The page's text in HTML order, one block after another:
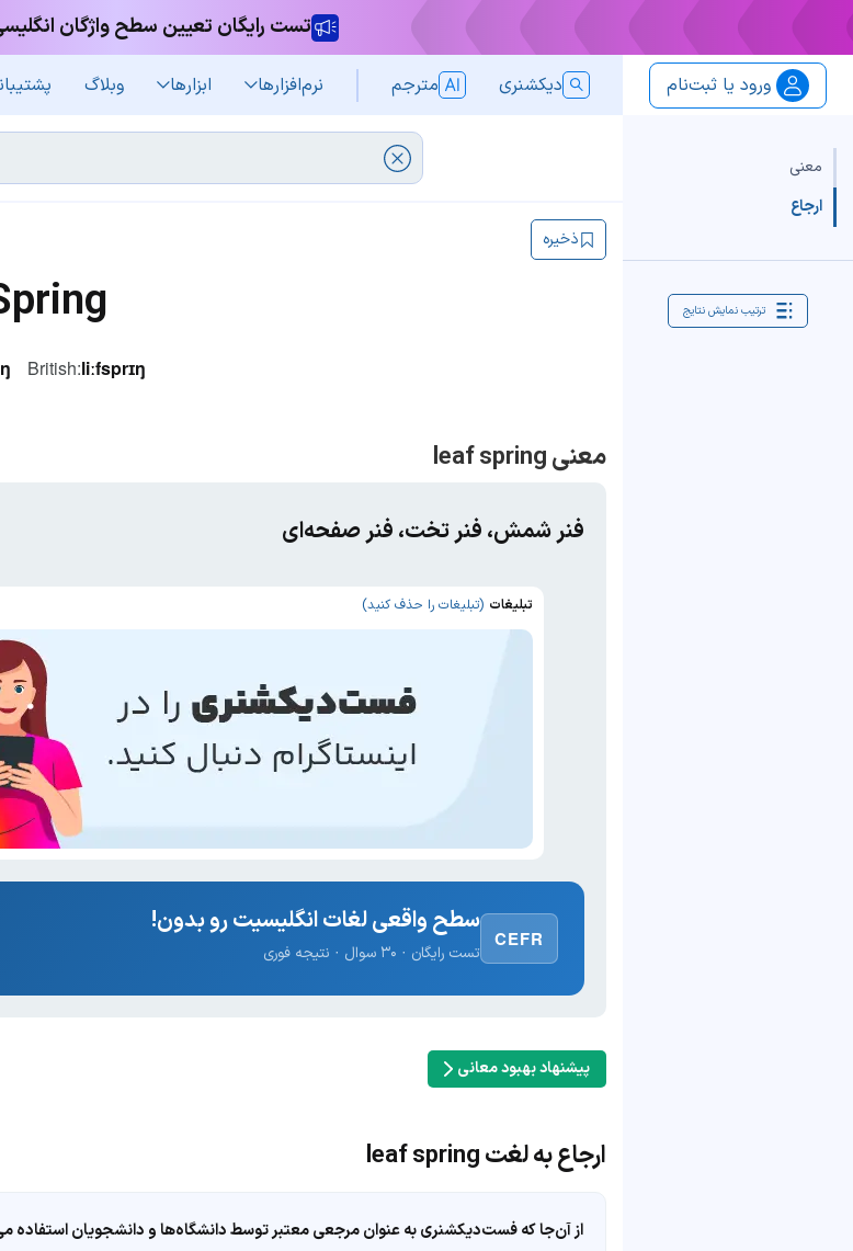
تست رایگان تعیین سطح واژگان
ورود یا ثبت‌نام دیکشنری مترجم نرم‌افزار‌ها ابزارها وبلاگ
معنی
ارجاع
ترتیب نمایش نتایج
ذخیره
British:liːfsprɪŋ
معنی leaf spring
فنر شمش، فنر تخت، فنر صفحه‌ای
تبلیغات (تبلیغات را حذف کنید)
CEFR
سطح واقعی لغات انگلیسیت رو بدون!
تست رایگان · ۳۰ سوال · نتیجه فوری
پیشنهاد بهبود معانی
ارجاع به لغت leaf spring
از آن‌جا که فست‌دیکشنری به عنوان مرجعی معتبر توسط دانشگاه‌ها و دانشجویان استفاده